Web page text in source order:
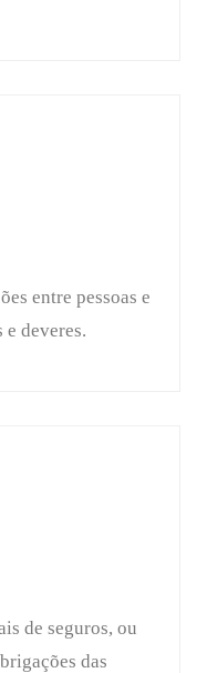
entre pessoas e
deveres.
de seguros, ou
das